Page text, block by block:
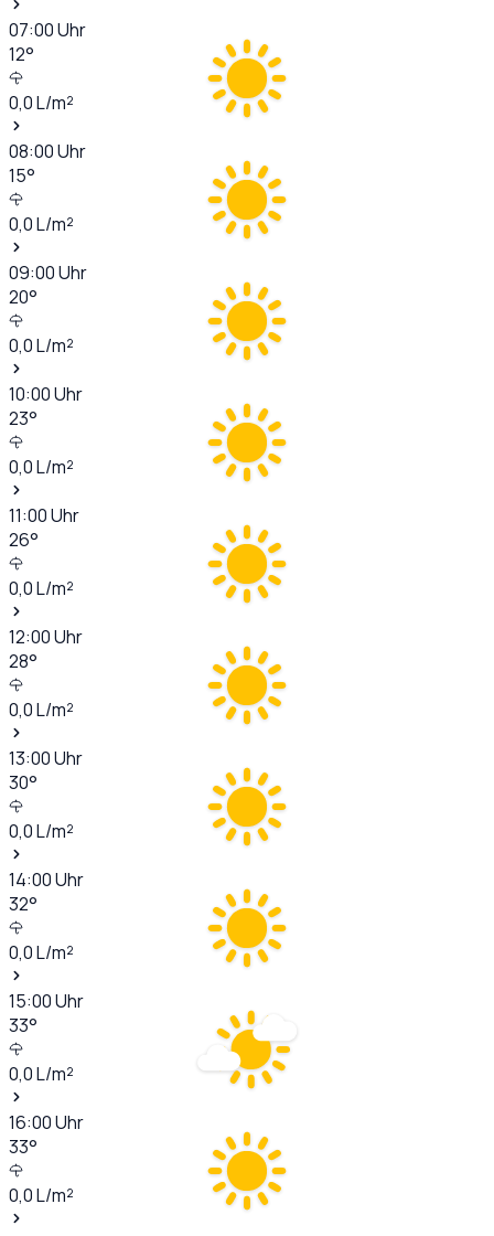
07:00Uhr
12°
0,0L/m²
08:00Uhr
15°
0,0L/m²
09:00Uhr
20°
0,0L/m²
10:00Uhr
23°
0,0L/m²
11:00Uhr
26°
0,0L/m²
12:00Uhr
28°
0,0L/m²
13:00Uhr
30°
0,0L/m²
14:00Uhr
32°
0,0L/m²
15:00Uhr
33°
0,0L/m²
16:00Uhr
33°
0,0L/m²